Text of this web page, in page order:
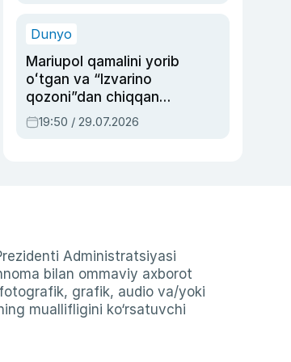
Dunyo
Mariupol qamalini yorib
oʻtgan va “Izvarino
qozoni”dan chiqqan
qahramon — Ukraina
armiyasi bosh
19:50 / 29.07.2026
Administratsiyasi
bilan ommaviy axborot
grafik, audio va/yoki
muallifligini ko‘rsatuvchi